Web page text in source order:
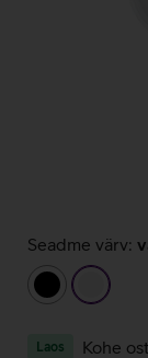
Seadme värv:
must
valge
Laos Kohe